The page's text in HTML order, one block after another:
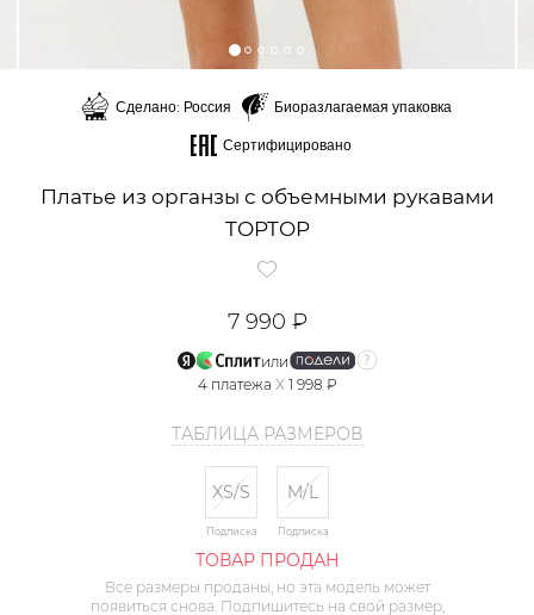
Сделано: Россия
Биоразлагаемая упаковка
Сертифицировано
Платье из органзы с объемными рукавами
TOPTOP
7 990 ₽
или
4 платежа X 1 998 ₽
ТАБЛИЦА РАЗМЕРОВ
XS/S
Подписка
M/L
Подписка
ТОВАР ПРОДАН
Все размеры проданы, но эта модель может
появиться снова. Подпишитесь на свой размер,